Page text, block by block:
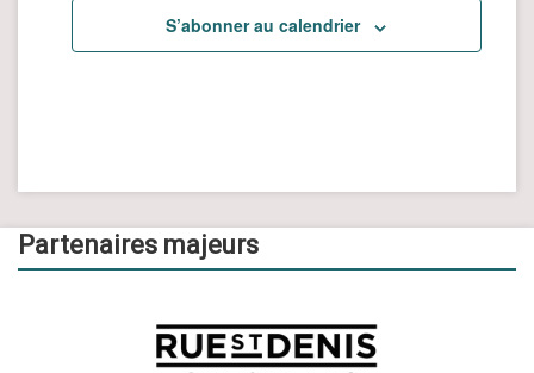
S’abonner au calendrier
Partenaires majeurs